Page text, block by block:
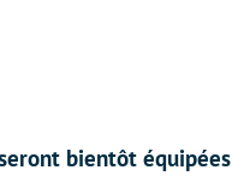
bientôt